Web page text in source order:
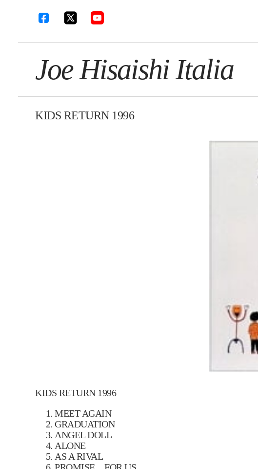
Joe Hisaishi Italia
KIDS RETURN 1996
KIDS RETURN 1996
MEET AGAIN
GRADUATION
ANGEL DOLL
ALONE
AS A RIVAL